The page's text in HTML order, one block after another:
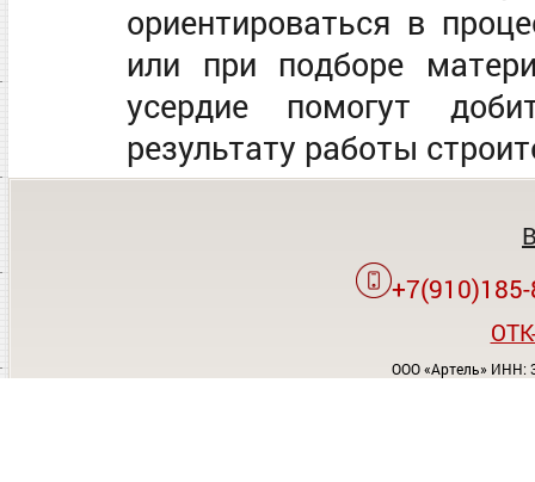
ориентироваться в
или при подборе
усердие помогут
результату работы
ООО «Артель» ИНН: